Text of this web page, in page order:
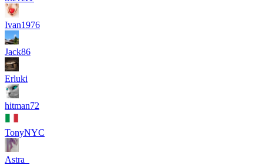
Ivan1976
Jack86
Erluki
hitman72
TonyNYC
Astra_